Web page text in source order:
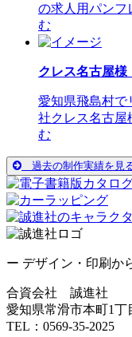
の求人用パン
む
クレス名古屋
愛知県飛島村で
社クレス名古
む
過去の制作実績を見
ー デザイン・印刷か
合資会社 誠進社
愛知県常滑市本町1丁
TEL：0569-35-2025